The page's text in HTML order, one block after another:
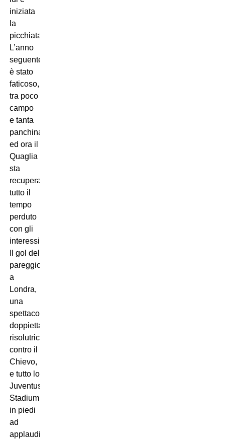
iniziata
la
picchiata.
L’anno
seguente
è stato
faticoso,
tra poco
campo
e tanta
panchina,
ed ora il
Quaglia
sta
recuperando
tutto il
tempo
perduto
con gli
interessi.
Il gol del
pareggio
a
Londra,
una
spettacolare
doppietta
risolutrice
contro il
Chievo,
e tutto lo
Juventus
Stadium
in piedi
ad
applaudire